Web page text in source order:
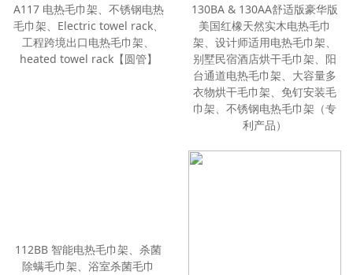
A117 电热毛巾架、不锈钢电热
毛巾架、Electric towel rack、
工程跨境出口电热毛巾架、
heated towel rack【圆管】
130BA & 130AA舒适版豪华版
美国红橡天然实木电热毛巾
架、设计师适用电热毛巾架、
别墅民宿酒店烘干毛巾架、阳
台通道电热毛巾架、大容量多
衣物烘干毛巾架、免钉安装毛
巾架、不锈钢电热毛巾架（专